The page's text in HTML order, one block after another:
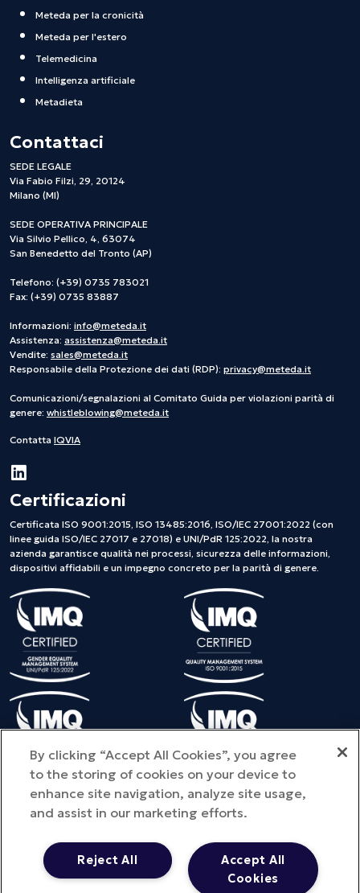
Meteda per la cronicità
Meteda per l'estero
Telemedicina
Intelligenza artificiale
Metadieta
Contattaci
SEDE LEGALE
Via Fabio Filzi, 29, 20124
Milano (MI)
SEDE OPERATIVA PRINCIPALE
Via Silvio Pellico, 4, 63074
San Benedetto del Tronto (AP)
Telefono: (+39) 0735 783021
Fax: (+39) 0735 83887
Informazioni: info@meteda.it
Assistenza: assistenza@meteda.it
Vendite: sales@meteda.it
Responsabile della Protezione dei dati (RDP): privacy@meteda.it
Comunicazioni/segnalazioni al Comitato Guida per violazioni parità di
genere: whistleblowing@meteda.it
Contatta IQVIA
Certificazioni
Certificata ISO 9001:2015, ISO 13485:2016, ISO/IEC 27001:2022 (con
linee guida ISO/IEC 27017 e 27018) e UNI/PdR 125:2022, la nostra
azienda garantisce qualità nei processi, sicurezza delle informazioni,
dispositivi affidabili e un impegno concreto per la parità di genere.
©Copyright 2025 METEDA S.r.l. - Tutti i diritti riservati - Provincia
dell'ufficio registro di iscrizione: MI - NUMERO REA: MI – 2810578
Capitale sociale: € 100.000 i.v. - P.IVA 01713290441 -
By clicking “Accept All Cookies”, you agree
to the storing of cookies on your device to
enhance site navigation, analyze site usage,
and assist in our marketing efforts.
Accept All
Cookies
Reject All